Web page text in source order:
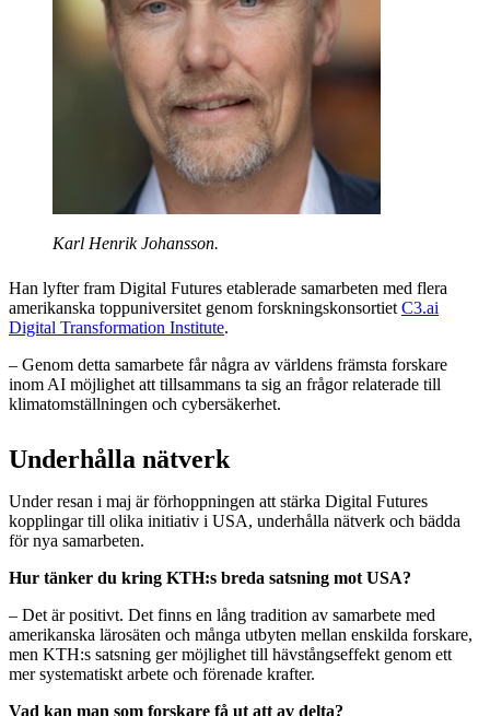
Karl Henrik Johansson.
Han lyfter fram Digital Futures etablerade samarbeten med flera
amerikanska toppuniversitet genom forskningskonsortiet C3.ai
Digital Transformation Institute.
– Genom detta samarbete får några av världens främsta forskare
inom AI möjlighet att tillsammans ta sig an frågor relaterade till
klimatomställningen och cybersäkerhet.
Underhålla nätverk
Under resan i maj är förhoppningen att stärka Digital Futures
kopplingar till olika initiativ i USA, underhålla nätverk och bädda
för nya samarbeten.
Hur tänker du kring KTH:s breda satsning mot USA?
– Det är positivt. Det finns en lång tradition av samarbete med
amerikanska lärosäten och många utbyten mellan enskilda forskare,
men KTH:s satsning ger möjlighet till hävstångseffekt genom ett
mer systematiskt arbete och förenade krafter.
Vad kan man som forskare få ut att av delta?